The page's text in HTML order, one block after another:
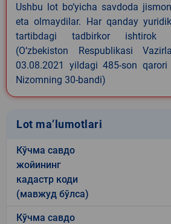
Ushbu lot bo‘yicha savdoda
eta olmaydilar. Har qanday
tartibdagi tadbirkor ishtirok
(O‘zbekiston Respublikasi
03.08.2021 yildagi 485-son
Nizomning 30-bandi)
Lot ma’lumotlari
Кўчма савдо
жойининг
кадастр коди
(мавжуд бўлса)
Кўчма савдо